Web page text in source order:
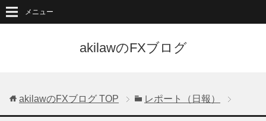
akilawのFXブログ
メニュー
akilawのFXブログ TOP レポート（日報）